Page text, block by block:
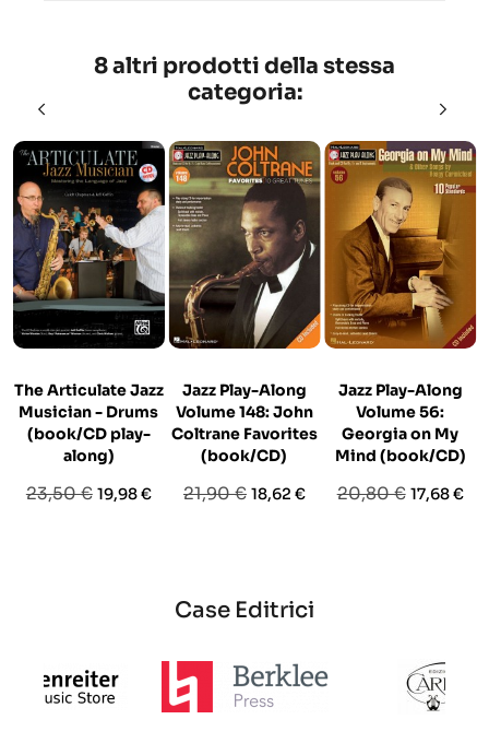
8 altri prodotti della stessa
categoria:
The Articulate Jazz
Musician - Drums
(book/CD play-
along)
Prezzo
23,50 € Prezzo
19,98 €
Jazz Play-Along
Volume 148: John
Coltrane Favorites
(book/CD)
Prezzo
21,90 € Prezzo
18,62 €
Jazz Play-Along
Volume 56:
Georgia on My
Mind (book/CD)
Prezzo
20,80 € Prezzo
17,68 €
Case Editrici